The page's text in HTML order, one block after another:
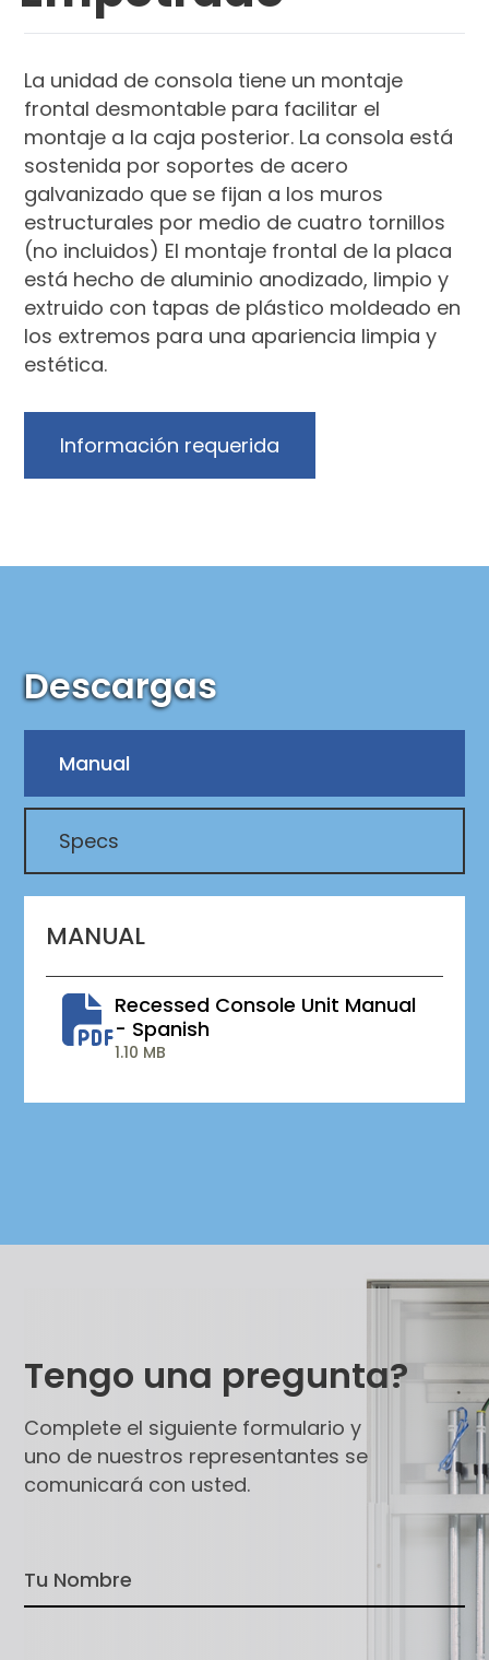
La unidad de consola tiene un montaje
frontal desmontable para facilitar el
montaje a la caja posterior. La consola está
sostenida por soportes de acero
galvanizado que se fijan a los muros
estructurales por medio de cuatro tornillos
(no incluidos) El montaje frontal de la placa
está hecho de aluminio anodizado, limpio y
extruido con tapas de plástico moldeado en
los extremos para una apariencia limpia y
estética.
Información requerida
Descargas
Manual
Specs
MANUAL
Recessed Console Unit Manual
- Spanish
1.10 MB
Tengo una pregunta?
Complete el siguiente formulario y
uno de nuestros representantes se
comunicará con usted.